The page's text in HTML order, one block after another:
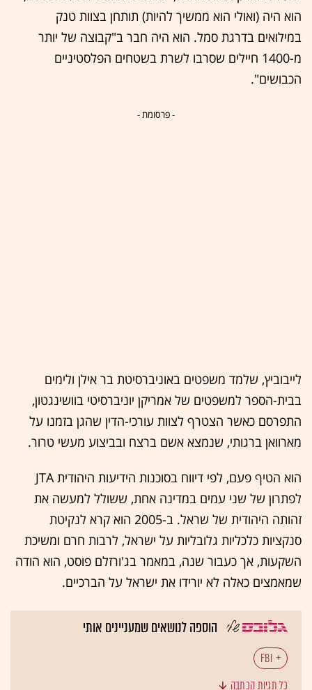
הוא היה (ואולי הוא ממשיך להיות) תותחן בצוות טנק
במילואים בדרגת סמל. הוא היה חבר ב"קבוצה של יותר
מ-1400 חיילים שסרבו לשרת בשטחים הפלסטיניים
הכבושים".
- פרסומת -
לייבוביץ, שלמד משפטים באוניברסיטת בר אילן ולימים
בבית-הספר למשפטים של אמריקן יוניברסיטי בוושינגטון,
התפרסם כאשר הצטרף לצוות עורכי-הדין שהגן בזמנו על
מארוואן ברגותי, שנמצא אשם ברצח ובביצוע מעשי טרור.
הוא הטיף פעם, לפי דיווח בסוכנות הידיעות היהודית JTA
לפתרון של שני עמים במדינה אחת, ששולל למעשה את
זהותה היהודית של שראל. ב-2005 הוא קרא לנקיטת
סנקציות כלכליות גלובליות על ישראל, לרבות חרם ומשיכת
השקעות, אך כעבור שנה, במאמר בג'ורזלם פוסט, הוא הודה
שמאמצים כאלה לא יורידו את ישראל על הברכיים.
הוספה לנושאים שמעניינים אותי
FBI
כל תגיות הכתבה